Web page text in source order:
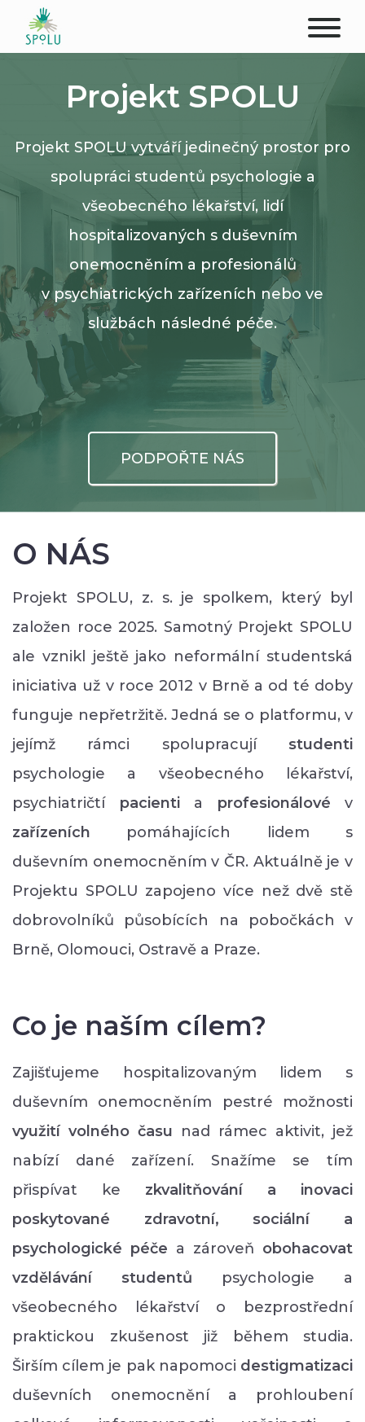
PŮSOBIŠTĚ
KLIENTI
PROFESIONÁLOVÉ
STUDENTI
Projekt SPOLU
Projekt SPOLU vytváří jedinečný prostor pro
spolupráci studentů psychologie a
všeobecného lékařství, lidí
hospitalizovaných s duševním
onemocněním a profesionálů
v psychiatrických zařízeních nebo ve
službách následné péče.
PODPOŘTE NÁS
O NÁS
Projekt SPOLU, z. s. je spolkem, který byl
založen roce 2025. Samotný Projekt SPOLU
ale vznikl ještě jako neformální studentská
iniciativa už v roce 2012 v Brně a od té doby
funguje nepřetržitě. Jedná se o platformu, v
jejímž rámci spolupracují studenti
psychologie a všeobecného lékařství,
psychiatričtí pacientia profesionálové v
zařízeních pomáhajících lidem s
duševním onemocněním v ČR. Aktuálně je v
Projektu SPOLU zapojeno více než dvě stě
dobrovolníků působících na pobočkách v
Brně, Olomouci, Ostravě a Praze.
Co je naším cílem?
Zajišťujeme hospitalizovaným lidem s
duševním onemocněním pestré možnosti
využití volného času nad rámec aktivit, jež
nabízí dané zařízení. Snažíme se tím
přispívat ke zkvalitňování a inovaci
poskytované zdravotní, sociální a
psychologické péče a zároveň obohacovat
vzdělávání studentů psychologie a
všeobecného lékařství o bezprostřední
praktickou zkušenost již během studia.
Širším cílem je pak napomoci destigmatizaci
duševních onemocnění a prohloubení